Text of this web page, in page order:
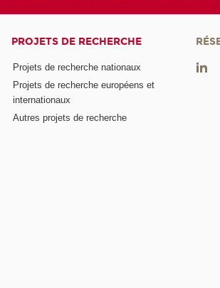
PROJETS DE RECHERCHE
Projets de recherche nationaux
Projets de recherche européens et
internationaux
Autres projets de recherche